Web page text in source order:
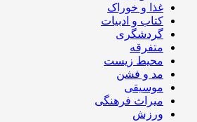
غذا و خوراک
کتاب و ادبیات
گردشگری
متفرقه
محیط زیست
مد و فشن
موسیقی
میراث فرهنگی
ورزش